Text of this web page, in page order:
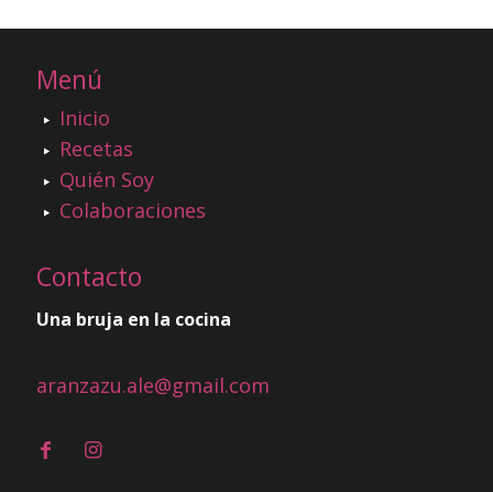
Menú
Inicio
Recetas
Quién Soy
Colaboraciones
Contacto
Una bruja en la cocina
aranzazu.ale@gmail.com